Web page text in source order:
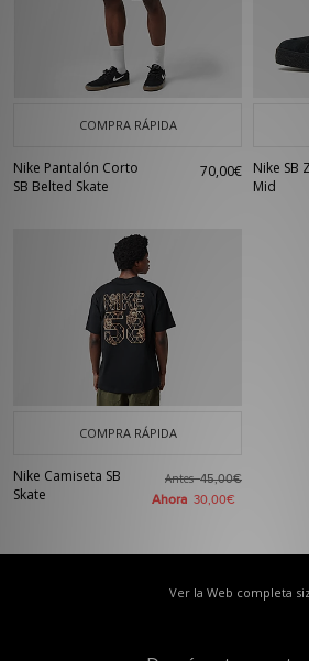
COMPRA RÁPIDA
Nike Pantalón Corto
SB Belted Skate
70,00€
Nike SB
Mid
COMPRA RÁPIDA
Nike Camiseta SB
Skate
Antes45,00€
Ahora 30,00€
Ver la Web completa